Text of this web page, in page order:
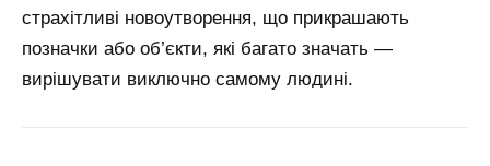
страхітливі новоутворення, що прикрашають
позначки або об’єкти, які багато значать —
вирішувати виключно самому людині.